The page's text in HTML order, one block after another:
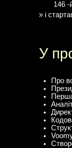
146 -
» і
У
Про